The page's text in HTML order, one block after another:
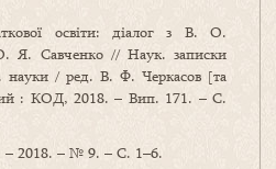
освіти: діалог з В. О.
Я. Савченко // Наук. записки
/ ред. В. Ф. Черкасов [та
: КОД, 2018. – Вип. 171. – С.
– 2018. – № 9. – С. 1–6.